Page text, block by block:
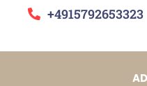
+4915792653323